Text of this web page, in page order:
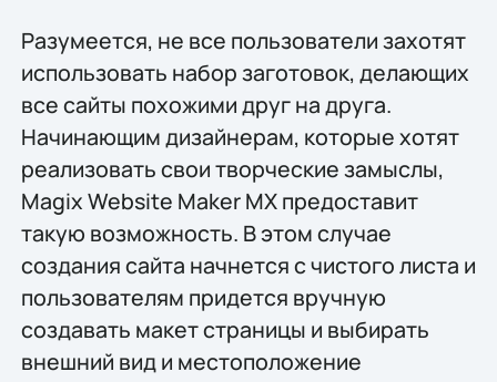
Разумеется, не все пользователи захотят
использовать набор заготовок, делающих
все сайты похожими друг на друга.
Начинающим дизайнерам, которые хотят
реализовать свои творческие замыслы,
Magix Website Maker MX предоставит
такую возможность. В этом случае
создания сайта начнется с чистого листа и
пользователям придется вручную
создавать макет страницы и выбирать
внешний вид и местоположение